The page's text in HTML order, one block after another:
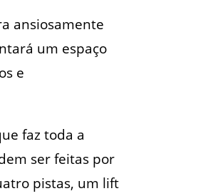
ansiosamente
um espaço
e
faz toda a
ser feitas por
pistas, um lift